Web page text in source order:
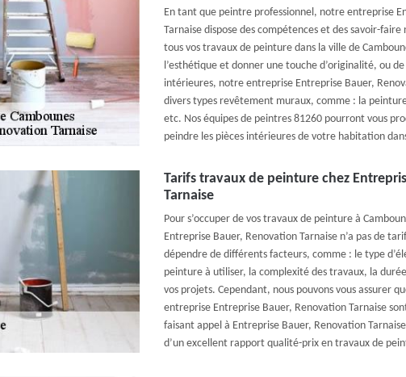
En tant que peintre professionnel, notre entreprise
Tarnaise dispose des compétences et des savoir-faire
tous vos travaux de peinture dans la ville de
l’esthétique et donner une touche d’originalité, ou
intérieures, notre entreprise Entreprise Bauer,
divers types revêtement muraux, comme : la
etc. Nos équipes de peintres 81260 pourront vous
peindre les pièces intérieures de votre habitation
Tarifs travaux de peinture chez
Tarnaise
Pour s’occuper de vos travaux de peinture à
Entreprise Bauer, Renovation Tarnaise n’a pas de
dépendre de différents facteurs, comme : le type
peinture à utiliser, la complexité des travaux, la
vos projets. Cependant, nous pouvons vous assurer
entreprise Entreprise Bauer, Renovation Tarnaise
faisant appel à Entreprise Bauer, Renovation
d’un excellent rapport qualité-prix en travaux de